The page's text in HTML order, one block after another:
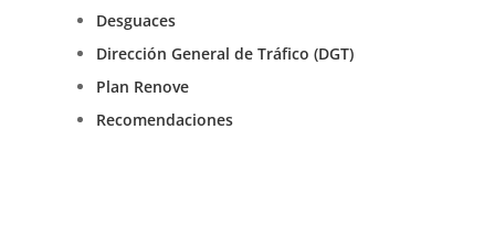
Desguaces
Dirección General de Tráfico (DGT)
Plan Renove
Recomendaciones